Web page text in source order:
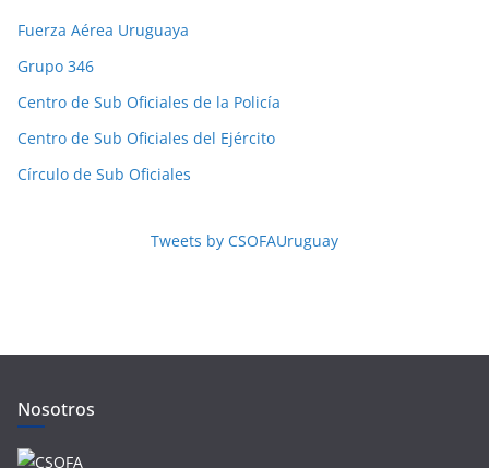
Fuerza Aérea Uruguaya
Grupo 346
Centro de Sub Oficiales de la Policía
Centro de Sub Oficiales del Ejército
Círculo de Sub Oficiales
Tweets by CSOFAUruguay
Nosotros